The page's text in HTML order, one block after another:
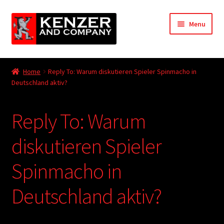
Skip
to
navigation
Skip
to
content
Menu
Home
KODT Magazine
Other Games
Store
Cries from the Attic
Home
Reply To: Warum diskutieren Spieler Spinmacho in
Deutschland aktiv?
Reply To: Warum
diskutieren Spieler
Spinmacho in
Deutschland aktiv?